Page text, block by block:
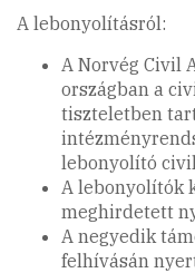
A lebonyolításról:
A Norvég Civil
országban a
tiszteletben
lebonyolító
A lebonyolítók
meghirdetett
A negyedik
felhívásán